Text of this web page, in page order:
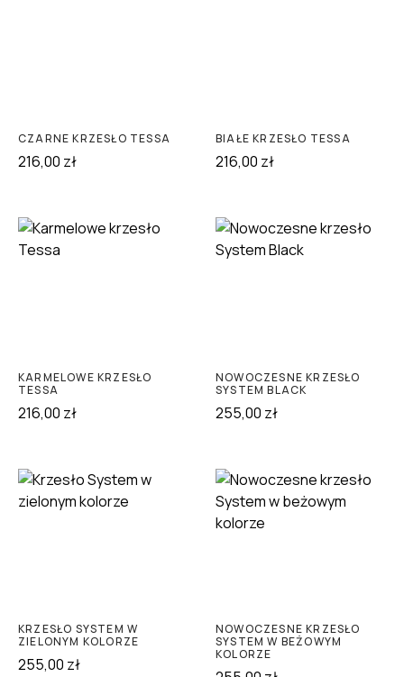
CZARNE KRZESŁO TESSA
216,00 zł
BIAŁE KRZESŁO TESSA
216,00 zł
KARMELOWE KRZESŁO
TESSA
216,00 zł
NOWOCZESNE KRZESŁO
SYSTEM BLACK
255,00 zł
KRZESŁO SYSTEM W
ZIELONYM KOLORZE
255,00 zł
NOWOCZESNE KRZESŁO
SYSTEM W BEŻOWYM
KOLORZE